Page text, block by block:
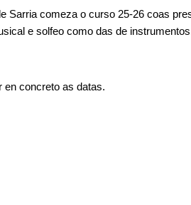
Sarria comeza o curso 25-26 coas
e solfeo como das de
en concreto as datas.